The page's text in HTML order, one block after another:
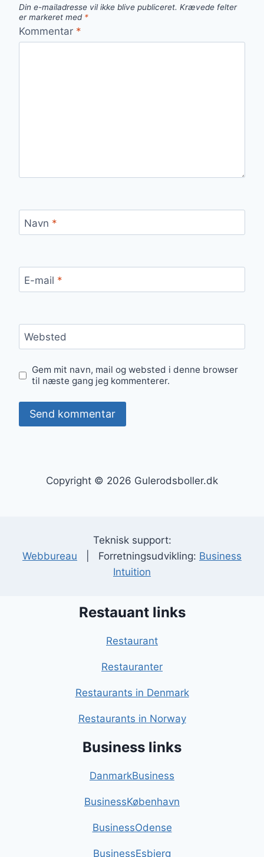
Din e-mailadresse vil ikke blive publiceret. Krævede felter
er markeret med *
Kommentar *
Navn *
E-mail *
Websted
Gem mit navn, mail og websted i denne browser
til næste gang jeg kommenterer.
Copyright © 2026 Gulerodsboller.dk
Teknisk support:
Webbureau | Forretningsudvikling: Business
Intuition
Restauant links
Restaurant
Restauranter
Restaurants in Denmark
Restaurants in Norway
Business links
DanmarkBusiness
BusinessKøbenhavn
BusinessOdense
BusinessEsbjerg